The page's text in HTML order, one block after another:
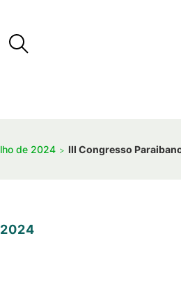
de 2024 III Congresso
2024